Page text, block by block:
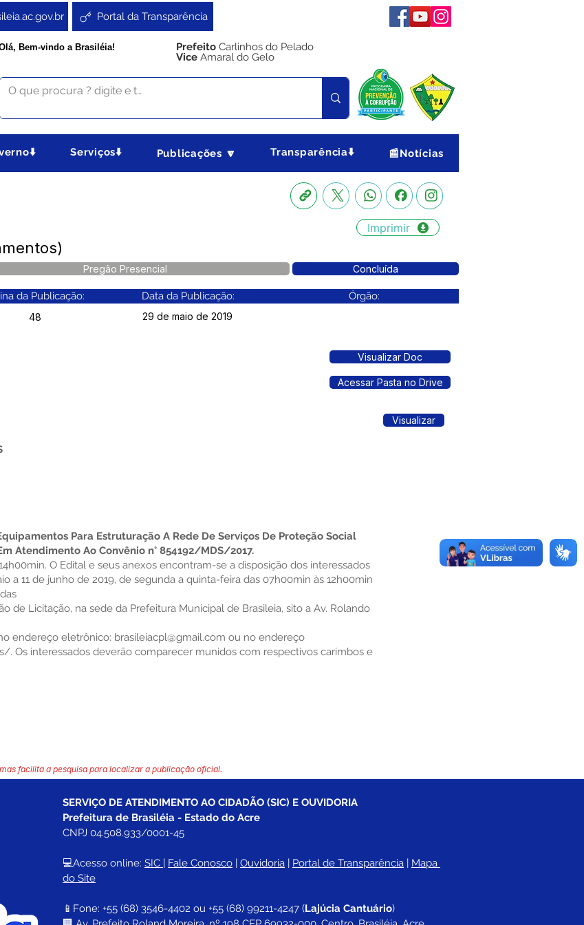
Portal da Transparência
Bem-vindo a Brasiléia! Prefeito Carlinhos do Pelado
Vice Amaral do Gelo
Serviços⬇️ Publicações 🔽 Transparência⬇️ 📰Notícias
Imprimir
Pregão Presencial Concluída
da Publicação: Data da Publicação: Órgão:
48 29 de maio de 2019
Visualizar Doc
Acessar Pasta no Drive
Para Estruturação A Rede De Serviços De Proteção Social
Atendimento Ao Convênio n° 854192/MDS/2017.
O Edital e seus anexos encontram-se a disposição dos interessados
a 11 de junho de 2019, de segunda a quinta-feira das 07h00min às 12h00min
de Licitação, na sede da Prefeitura Municipal de Brasileia, sito a Av. Rolando
endereço eletrônico: brasileiacpl@gmail.com ou no endereço
. Os interessados deverão comparecer munidos com respectivos carimbos e
Visualizar
facilita a pesquisa para localizar a publicação oficial.
SERVIÇO DE ATENDIMENTO AO CIDADÃO (SIC) E OUVIDORIA
Prefeitura de Brasiléia - Estado do Acre
CNPJ 04.508.933/0001-45
💻Acesso online: SIC | Fale Conosco | Ouvidoria | Portal de Transparência | Mapa
do Site
📱Fone: +55 (68) 3546-4402 ou +55 (68) 99211-4247 (Lajúcia Cantuário)